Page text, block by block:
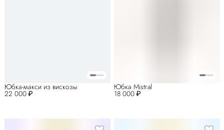
22 000 ₽
Юбка-макси из вискозы
18 000 ₽
Юбка Mistral